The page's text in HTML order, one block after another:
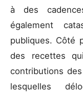
à des
également
publiques. Côté
des recettes
contributions
lesquelles